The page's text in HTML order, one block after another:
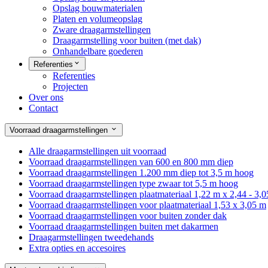
Opslag bouwmaterialen
Platen en volumeopslag
Zware draagarmstellingen
Draagarmstelling voor buiten (met dak)
Onhandelbare goederen
Referenties
Referenties
Projecten
Over ons
Contact
Voorraad draagarmstellingen
Alle draagarmstellingen uit voorraad
Voorraad draagarmstellingen van 600 en 800 mm diep
Voorraad draagarmstellingen 1.200 mm diep tot 3,5 m hoog
Voorraad draagarmstellingen type zwaar tot 5,5 m hoog
Voorraad draagarmstellingen plaatmateriaal 1,22 m x 2,44 -
Voorraad draagarmstellingen voor plaatmateriaal 1,53 x 3,05 m
Voorraad draagarmstellingen voor buiten zonder dak
Voorraad draagarmstellingen buiten met dakarmen
Draagarmstellingen tweedehands
Extra opties en accesoires